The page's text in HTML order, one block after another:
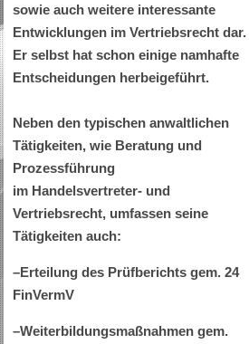
sowie auch weitere interessante
Entwicklungen im Vertriebsrecht dar.
Er selbst hat schon einige namhafte
Entscheidungen herbeigeführt.
Neben den typischen anwaltlichen
Tätigkeiten, wie Beratung und
Prozessführung
im Handelsvertreter- und
Vertriebsrecht, umfassen seine
Tätigkeiten auch:
–Erteilung des Prüfberichts gem. 24
FinVermV
–Weiterbildungsmaßnahmen gem.